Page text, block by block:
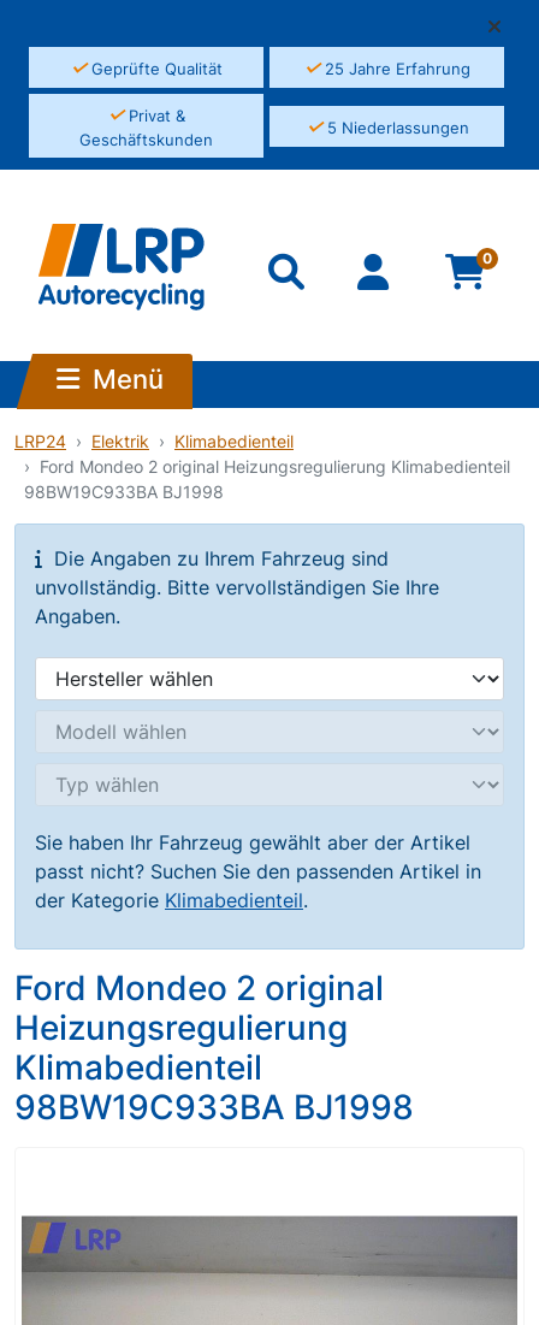
✓Geprüfte Qualität ✓25 Jahre Erfahrung
✓Privat &
Geschäftskunden
✓5 Niederlassungen
0
Menü
LRP24 Elektrik
Klimabedienteil
Ford Mondeo 2 original Heizungsregulierung Klimabedienteil
98BW19C933BA BJ1998
Die Angaben zu Ihrem Fahrzeug sind
unvollständig. Bitte vervollständigen Sie Ihre
Angaben.
Sie haben Ihr Fahrzeug gewählt aber der Artikel
passt nicht? Suchen Sie den passenden Artikel in
der Kategorie Klimabedienteil.
Ford Mondeo 2 original
Heizungsregulierung
Klimabedienteil
98BW19C933BA BJ1998